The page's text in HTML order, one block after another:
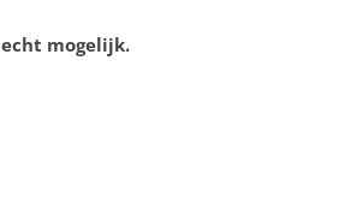
mogelijk.